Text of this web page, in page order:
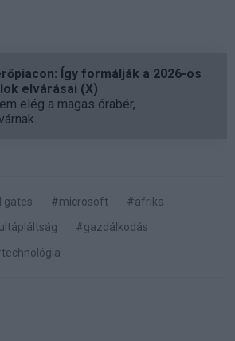
Így formálják a 2026-os
elvárásai (X)
elég a magas órabér,
gates #microsoft
#afrika
#gazdálkodás